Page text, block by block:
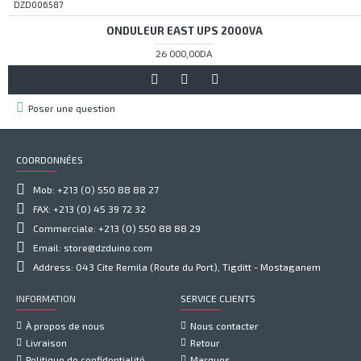
DZD006587
ONDULEUR EAST UPS 2000VA
26 000,00DA
Poser une question
COORDONNÉES
Mob: +213 (0) 550 88 88 27
FAX: +213 (0) 45 39 72 32
Commerciale: +213 (0) 550 88 88 29
Email: store@dzduino.com
Address: 043 Cite Remila (Route du Port), Tigditt - Mostaganem
INFORMATION
À propos de nous
Livraison
SERVICE CLIENTS
Nous contacter
Retour